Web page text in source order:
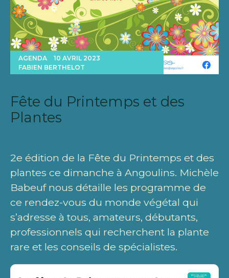
AGENDA
10 AVRIL 2023
FABIEN BERTHELOT
Fête du Printemps et des
Plantes
2e édition de la Fête du Printemps et des
plantes ce dimanche à Angoulins. Michèle
Babeuf nous détaille les programme de
ce rendez-vous du monde végétal qui
s’adresse à tous, amateurs, débutants,
professionnels qui recherchent la plante
rare et les conseils de spécialistes.